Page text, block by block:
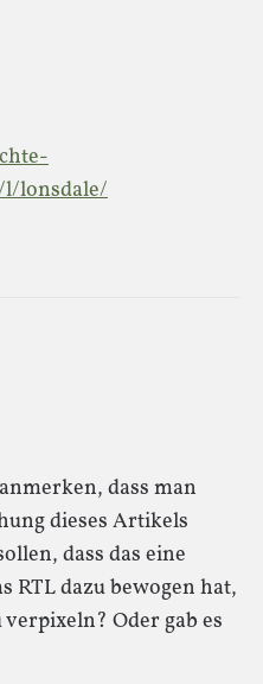
l/lonsdale/
dass man
dieses Artikels
dass das eine
RTL dazu bewogen hat,
Oder gab es